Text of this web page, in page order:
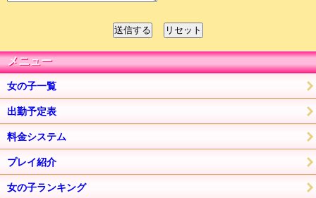
メニュー
女の子一覧
出勤予定表
料金システム
プレイ紹介
女の子ランキング